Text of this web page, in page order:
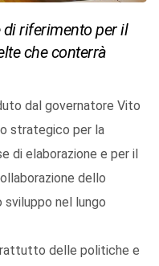
di riferimento per il
che conterrà
dal governatore Vito
strategico per la
di elaborazione e per il
dello
nel lungo
delle politiche e